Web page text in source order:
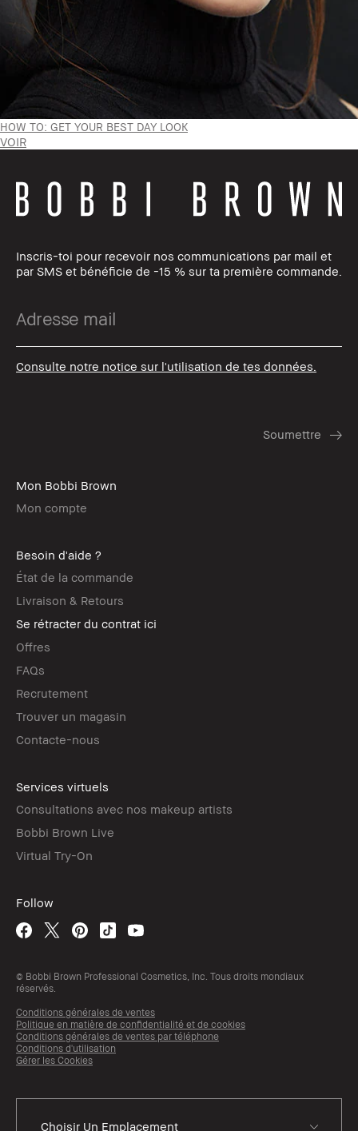
HOW TO: GET YOUR BEST DAY LOOK
VOIR
Inscris-toi pour recevoir nos communications par mail et
par SMS et bénéficie de -15 % sur ta première commande.
Consulte notre notice sur l'utilisation de tes données.
Mon Bobbi Brown
Mon compte
Besoin d'aide ?
État de la commande
Livraison & Retours
Se rétracter du contrat ici
Offres
FAQs
Recrutement
Trouver un magasin
Contacte-nous
Services virtuels
Consultations avec nos makeup artists
Bobbi Brown Live
Virtual Try-On
Follow
© Bobbi Brown Professional Cosmetics, Inc. Tous droits mondiaux
réservés.
Conditions générales de ventes
Politique en matière de confidentialité et de cookies
Conditions générales de ventes par téléphone
Conditions d'utilisation
Gérer les Cookies